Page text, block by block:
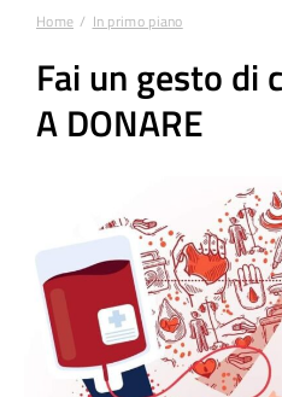
Tu sei qui:
Home In primo piano
Fai un gesto di
A DONARE